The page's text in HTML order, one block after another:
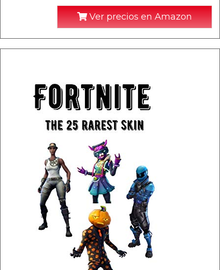
Ver precios en Amazon